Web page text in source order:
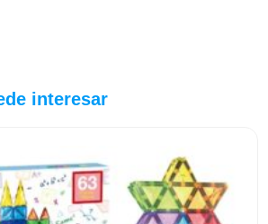
interesar